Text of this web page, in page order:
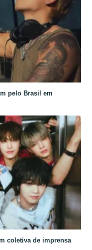
pelo Brasil em
coletiva de imprensa